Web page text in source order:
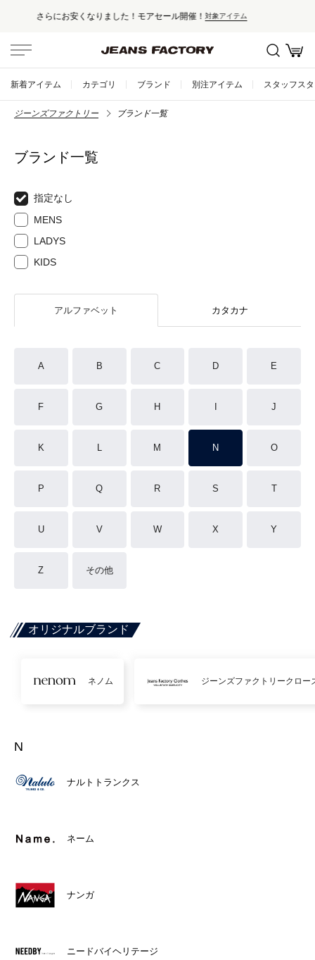
セール対象外アイテムは10%ポイント還元！
新着アイテム カテゴリ ブランド 別注アイテム スタッフス
ジーンズファクトリー ブランド一覧
ブランド一覧
指定なし
MENS
LADYS
KIDS
アルファベット カタカナ
A B C D E
F G H J
K L M N O
P Q R S T
U V W X Y
Z その他
オリジナルブランド
ネノム ジーンズファクトリークロー
N
ナルトトランクス
ネーム
ナンガ
ニードバイヘリテージ